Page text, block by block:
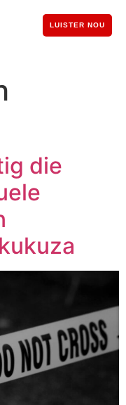
LUISTER NOU
die